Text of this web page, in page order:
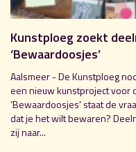
Kunstploeg zoekt
‘Bewaardoosjes’
Aalsmeer - De Kunstploeg
een nieuw kunstproject voor
‘Bewaardoosjes' staat de
dat je het wilt bewaren?
zij naar...